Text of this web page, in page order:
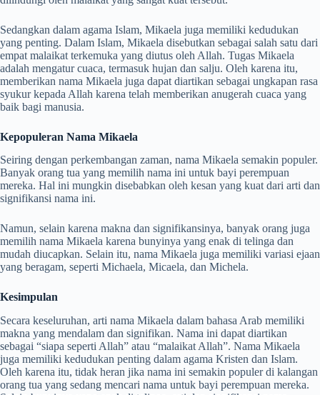
Sedangkan dalam agama Islam, Mikaela juga memiliki kedudukan
yang penting. Dalam Islam, Mikaela disebutkan sebagai salah satu dari
empat malaikat terkemuka yang diutus oleh Allah. Tugas Mikaela
adalah mengatur cuaca, termasuk hujan dan salju. Oleh karena itu,
memberikan nama Mikaela juga dapat diartikan sebagai ungkapan rasa
syukur kepada Allah karena telah memberikan anugerah cuaca yang
baik bagi manusia.
Kepopuleran Nama Mikaela
Seiring dengan perkembangan zaman, nama Mikaela semakin populer.
Banyak orang tua yang memilih nama ini untuk bayi perempuan
mereka. Hal ini mungkin disebabkan oleh kesan yang kuat dari arti dan
signifikansi nama ini.
Namun, selain karena makna dan signifikansinya, banyak orang juga
memilih nama Mikaela karena bunyinya yang enak di telinga dan
mudah diucapkan. Selain itu, nama Mikaela juga memiliki variasi ejaan
yang beragam, seperti Michaela, Micaela, dan Michela.
Kesimpulan
Secara keseluruhan, arti nama Mikaela dalam bahasa Arab memiliki
makna yang mendalam dan signifikan. Nama ini dapat diartikan
sebagai “siapa seperti Allah” atau “malaikat Allah”. Nama Mikaela
juga memiliki kedudukan penting dalam agama Kristen dan Islam.
Oleh karena itu, tidak heran jika nama ini semakin populer di kalangan
orang tua yang sedang mencari nama untuk bayi perempuan mereka.